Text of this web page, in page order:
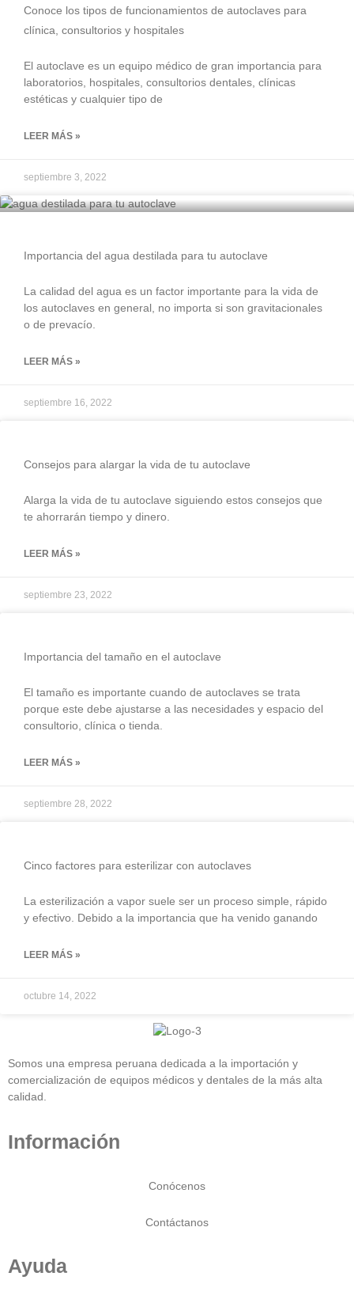
Conoce los tipos de funcionamientos de autoclaves para
clínica, consultorios y hospitales
El autoclave es un equipo médico de gran importancia para
laboratorios, hospitales, consultorios dentales, clínicas
estéticas y cualquier tipo de
LEER MÁS »
septiembre 3, 2022
Importancia del agua destilada para tu autoclave
La calidad del agua es un factor importante para la vida de
los autoclaves en general, no importa si son gravitacionales
o de prevacío.
LEER MÁS »
septiembre 16, 2022
Consejos para alargar la vida de tu autoclave
Alarga la vida de tu autoclave siguiendo estos consejos que
te ahorrarán tiempo y dinero.
LEER MÁS »
septiembre 23, 2022
Importancia del tamaño en el autoclave
El tamaño es importante cuando de autoclaves se trata
porque este debe ajustarse a las necesidades y espacio del
consultorio, clínica o tienda.
LEER MÁS »
septiembre 28, 2022
Cinco factores para esterilizar con autoclaves
La esterilización a vapor suele ser un proceso simple, rápido
y efectivo. Debido a la importancia que ha venido ganando
LEER MÁS »
octubre 14, 2022
Somos una empresa peruana dedicada a la importación y
comercialización de equipos médicos y dentales de la más alta
calidad.
Información
Conócenos
Contáctanos
Ayuda